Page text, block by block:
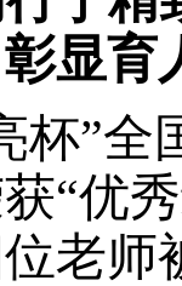
显育
杯”全
“优
老师